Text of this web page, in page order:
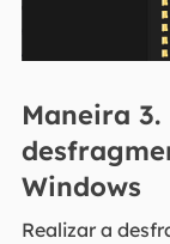
Maneira 3.
Windows
Realizar a